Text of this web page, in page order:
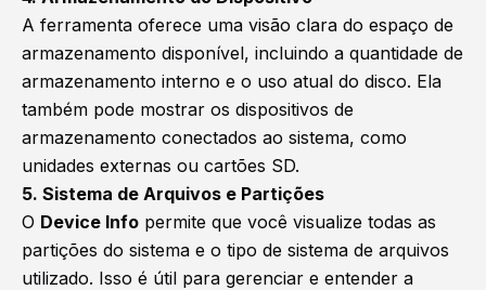
A ferramenta oferece uma visão clara do espaço de
armazenamento disponível, incluindo a quantidade de
armazenamento interno e o uso atual do disco. Ela
também pode mostrar os dispositivos de
armazenamento conectados ao sistema, como
unidades externas ou cartões SD.
5. Sistema de Arquivos e Partições
O Device Info permite que você visualize todas as
partições do sistema e o tipo de sistema de arquivos
utilizado. Isso é útil para gerenciar e entender a